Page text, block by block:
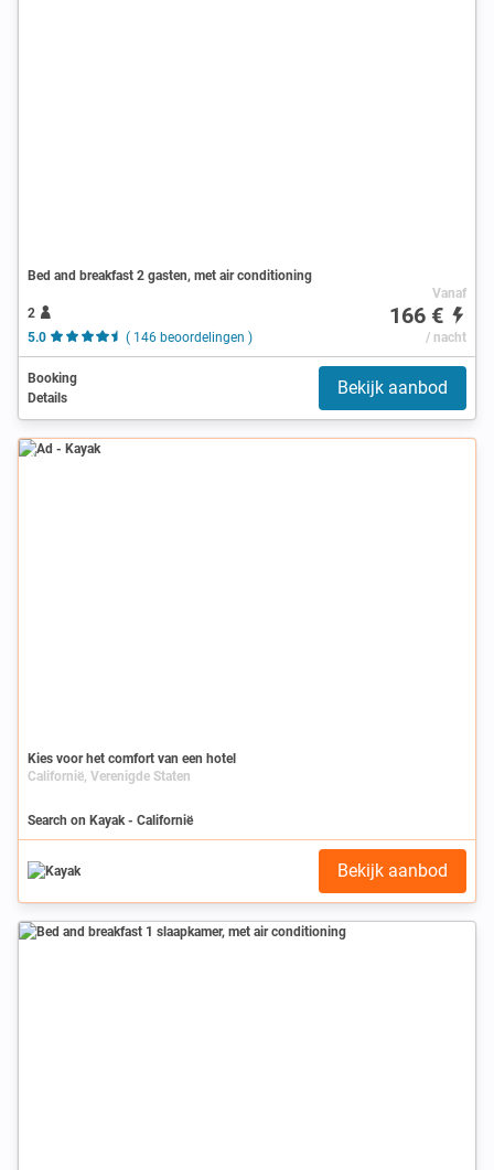
Bed and breakfast 2 gasten, met air conditioning
2
5.0
( 146 beoordelingen )
Vanaf
166 €
/ nacht
Booking
Details
Bekijk aanbod
Ad
Kies voor het comfort van een hotel
Californië, Verenigde Staten
Search on Kayak - Californië
Bekijk aanbod